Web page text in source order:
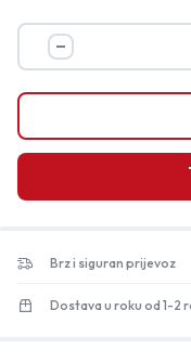
Brz i siguran prijevoz
Dostava u roku od 1-2